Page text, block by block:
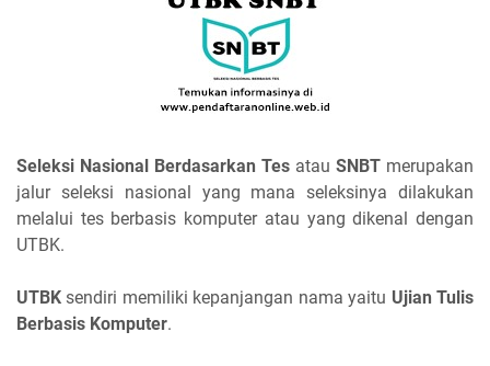
Seleksi Nasional Berdasarkan Tes atau SNBT merupakan
jalur seleksi nasional yang mana seleksinya dilakukan
melalui tes berbasis komputer atau yang dikenal dengan
UTBK.
UTBK sendiri memiliki kepanjangan nama yaitu Ujian Tulis
Berbasis Komputer.